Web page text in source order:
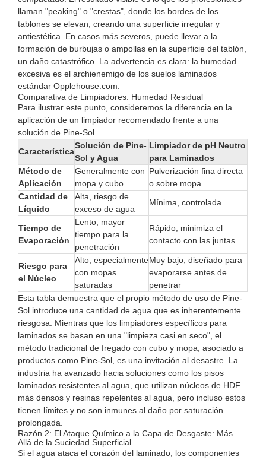
llaman "peaking" o "crestas", donde los bordes de los
tablones se elevan, creando una superficie irregular y
antiestética. En casos más severos, puede llevar a la
formación de burbujas o ampollas en la superficie del tablón,
un daño catastrófico. La advertencia es clara: la humedad
excesiva es el archienemigo de los suelos laminados
estándarOpplehouse.com
Comparativa de Limpiadores: Humedad Residual
Para ilustrar este punto, consideremos la diferencia en la
aplicación de un limpiador recomendado frente a una
solución de Pine-Sol.
Característica
Solución de Pine-
Sol y Agua
Limpiador de pH Neutro
para Laminados
Método de
Aplicación
Generalmente con
mopa y cubo
Pulverización fina directa
o sobre mopa
Cantidad de
Líquido
Alta, riesgo de
exceso de agua
Mínima, controlada
Tiempo de
Evaporación
Lento, mayor
tiempo para la
penetración
Rápido, minimiza el
contacto con las juntas
Riesgo para
el Núcleo
Alto, especialmente
con mopas
saturadas
Muy bajo, diseñado para
evaporarse antes de
penetrar
Esta tabla demuestra que el propio método de uso de Pine-
Sol introduce una cantidad de agua que es inherentemente
riesgosa. Mientras que los limpiadores específicos para
laminados se basan en una "limpieza casi en seco", el
método tradicional de fregado con cubo y mopa, asociado a
productos como Pine-Sol, es una invitación al desastre. La
industria ha avanzado hacia soluciones como los pisos
laminados resistentes al agua , que utilizan núcleos de HDF
más densos y resinas repelentes al agua, pero incluso estos
tienen límites y no son inmunes al daño por saturación
prolongada.
Razón 2: El Ataque Químico a la Capa de Desgaste: Más
Allá de la Suciedad Superficial
Si el agua ataca el corazón del laminado, los componentes